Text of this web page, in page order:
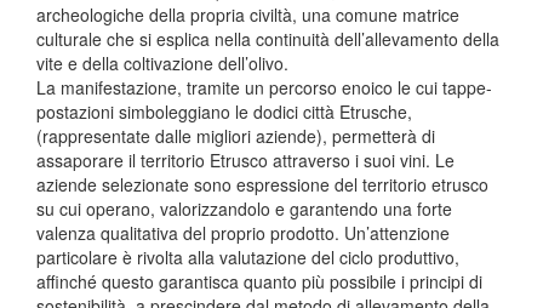
archeologiche della propria civiltà, una comune matrice
culturale che si esplica nella continuità dell’allevamento della
vite e della coltivazione dell’olivo.
La manifestazione, tramite un percorso enoico le cui tappe-
postazioni simboleggiano le dodici città Etrusche,
(rappresentate dalle migliori aziende), permetterà di
assaporare il territorio Etrusco attraverso i suoi vini. Le
aziende selezionate sono espressione del territorio etrusco
su cui operano, valorizzandolo e garantendo una forte
valenza qualitativa del proprio prodotto. Un’attenzione
particolare è rivolta alla valutazione del ciclo produttivo,
affinché questo garantisca quanto più possibile i principi di